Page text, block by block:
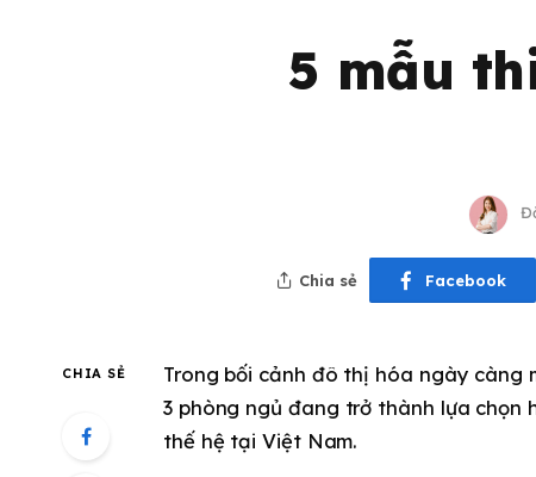
5 mẫu
Chia sẻ Facebook
CHIA SẺ
Trong bối cảnh đô thị hóa ngày càng
3 phòng ngủ đang trở thành lựa
thế hệ tại Việt Nam.